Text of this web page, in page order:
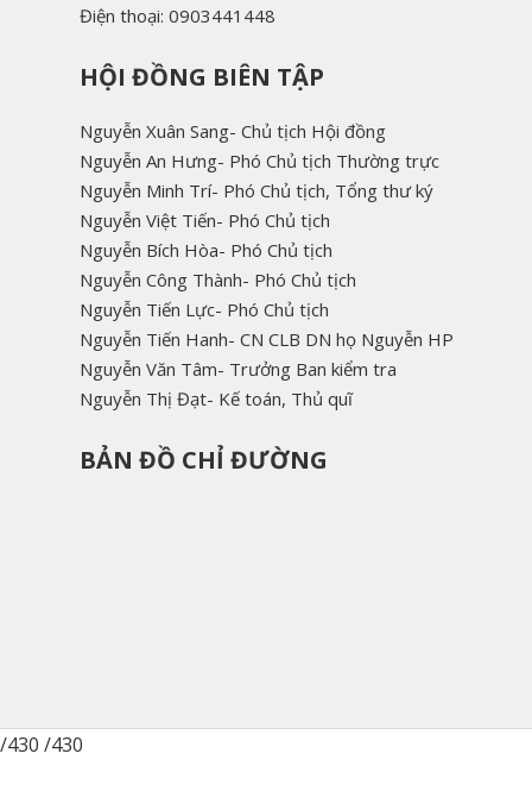
Điện thoại: 0903441448
HỘI ĐỒNG BIÊN TẬP
Nguyễn Xuân Sang- Chủ tịch Hội đồng
Nguyễn An Hưng- Phó Chủ tịch Thường trực
Nguyễn Minh Trí- Phó Chủ tịch, Tổng thư ký
Nguyễn Việt Tiến- Phó Chủ tịch
Nguyễn Bích Hòa- Phó Chủ tịch
Nguyễn Công Thành- Phó Chủ tịch
Nguyễn Tiến Lực- Phó Chủ tịch
Nguyễn Tiến Hanh- CN CLB DN họ Nguyễn HP
Nguyễn Văn Tâm- Trưởng Ban kiểm tra
Nguyễn Thị Đạt- Kế toán, Thủ quĩ
BẢN ĐỒ CHỈ ĐƯỜNG
/430 /430